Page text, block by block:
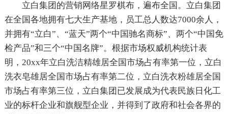
立白集团的营销网络星罗棋布，遍布全国。立白集团
在全国各地拥有七大生产基地，员工总人数达7000余人，
并拥有“立白”、“蓝天”两个“中国驰名商标”、两个“中国免
检产品”和三个“中国名牌”。根据市场权威机构统计表
明，20xx年立白洗洁精雄居全国市场占有率第一位，立白
洗衣皂雄居全国市场占有率第二位，立白洗衣粉雄居全国
市场占有率第三位，立白集团已发展成为代表民族日化工
业的标杆企业和旗舰型企业，并得到了政府和社会各界的